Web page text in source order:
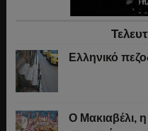
Ελληνικό
Ο Μακιαβέλι,